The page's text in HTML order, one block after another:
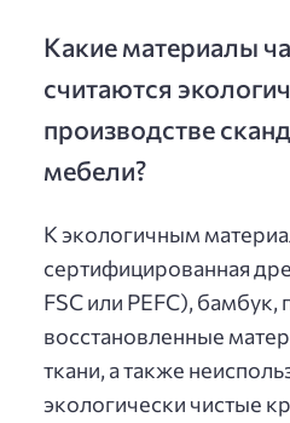
Какие материалы
считаются
производстве
мебели?
К экологичным
сертифицированная
FSC или PEFC),
восстановленные
ткани, а также
экологически чистые